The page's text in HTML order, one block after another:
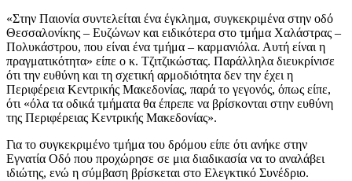
«Στην Παιονία συντελείται ένα έγκλημα, συγκεκριμένα στην οδό
Θεσσαλονίκης – Ευζώνων και ειδικότερα στο τμήμα Χαλάστρας –
Πολυκάστρου, που είναι ένα τμήμα – καρμανιόλα. Αυτή είναι η
πραγματικότητα» είπε ο κ. Τζιτζικώστας. Παράλληλα διευκρίνισε
ότι την ευθύνη και τη σχετική αρμοδιότητα δεν την έχει η
Περιφέρεια Κεντρικής Μακεδονίας, παρά το γεγονός, όπως είπε,
ότι «όλα τα οδικά τμήματα θα έπρεπε να βρίσκονται στην ευθύνη
της Περιφέρειας Κεντρικής Μακεδονίας».
Για το συγκεκριμένο τμήμα του δρόμου είπε ότι ανήκε στην
Εγνατία Οδό που προχώρησε σε μια διαδικασία να το αναλάβει
ιδιώτης, ενώ η σύμβαση βρίσκεται στο Ελεγκτικό Συνέδριο.